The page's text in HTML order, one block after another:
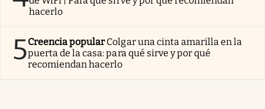
hacerlo
5Creencia popularColgar una cinta amarilla en la
puerta de la casa: para qué sirve y por qué
recomiendan hacerlo